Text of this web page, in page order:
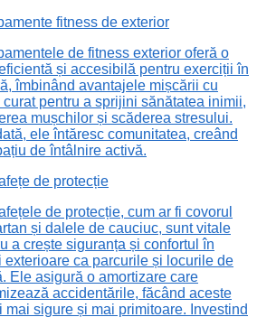
fitness de exterior
de fitness exterior oferă o
și accesibilă pentru exerciții în
îmbinând avantajele mișcării cu
curat pentru a sprijini sănătatea inimii,
mușchilor și scăderea stresului.
ele întăresc comunitatea, creând
de întâlnire activă.
de protecție
de protecție, cum ar fi covorul
și dalele de cauciuc, sunt vitale
a crește siguranța și confortul în
exterioare ca parcurile și locurile de
Ele asigură o amortizare care
accidentările, făcând aceste
mai sigure și mai primitoare. Investind